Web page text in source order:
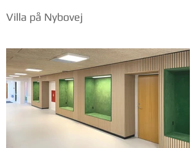
Villa på Nybovej